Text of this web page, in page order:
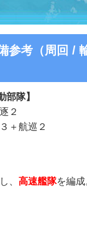
参考（周回 /
部隊】
２
＋航巡２
、 高速艦隊を編成